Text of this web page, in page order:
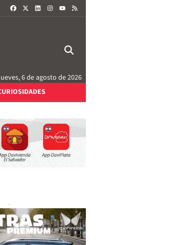
FACEBOOKLINKEDININSTAGRAM
6 de agosto de 2026